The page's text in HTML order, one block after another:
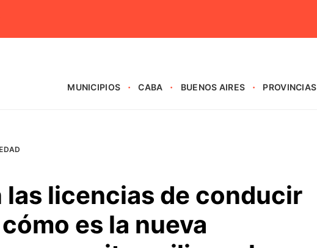
MUNICIPIOS CABA BUENOS AIRES PROVINCIAS
las licencias de conducir
es la nueva